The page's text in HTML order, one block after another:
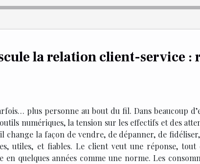
la relation client-service :
plus personne au bout du fil. Dans beaucoup
numériques, la tension sur les effectifs et des
change la façon de vendre, de dépanner, de
utiles, et fiables. Le client veut une réponse, tout
en quelques années comme une norme. Les